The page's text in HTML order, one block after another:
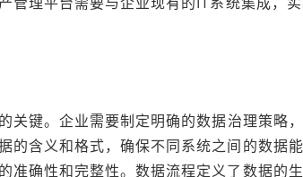
关键。企业需要制定明确的数据治理策略
的含义和格式，确保不同系统之间的数据
准确性和完整性。数据流程定义了数据的